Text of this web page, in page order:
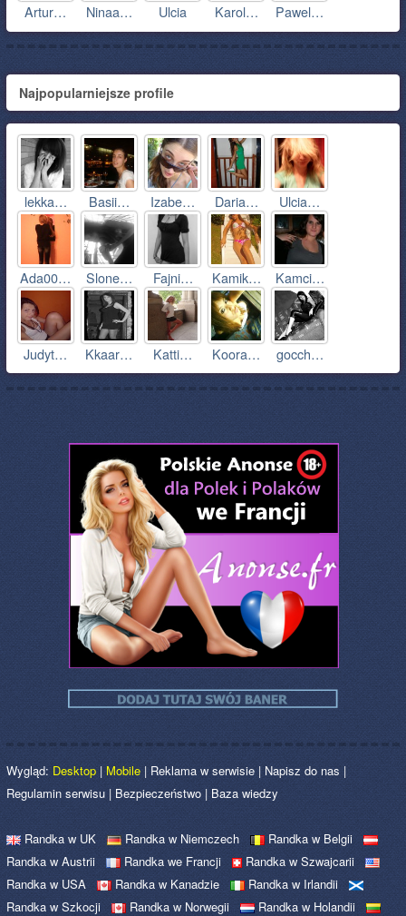
Artur… Ninaa… Ulcia Karol… Pawel…
Najpopularniejsze profile
lekka… Basii… Izabe… Daria… Ulcia…
Ada00… Slone… Fajni… Kamik… Kamci…
Judyt… Kkaar… Katti… Koora… gocch…
Wygląd:Desktop| Mobile | Reklama w serwisie | Napisz do nas |
Regulamin serwisu | Bezpieczeństwo | Baza wiedzy
Randka w UK Randka w Niemczech
Randka w Belgii
Randka w Austrii
Randka we Francji
Randka w Szwajcarii
Randka w USA
Randka w Kanadzie
Randka w Irlandii
Randka w Szkocji
Randka w Norwegii
Randka w Holandii